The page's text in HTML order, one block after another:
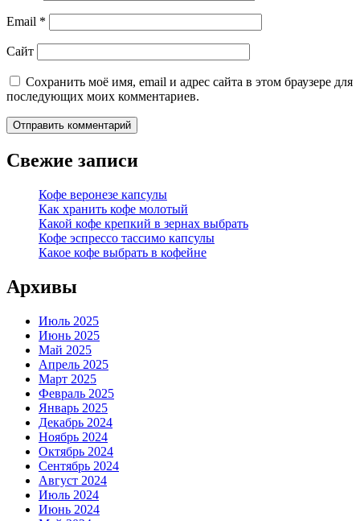
Email *
Сайт
Сохранить моё имя, email и адрес сайта в этом браузере для
последующих моих комментариев.
Свежие записи
Кофе веронезе капсулы
Как хранить кофе молотый
Какой кофе крепкий в зернах выбрать
Кофе эспрессо тассимо капсулы
Какое кофе выбрать в кофейне
Архивы
Июль 2025
Июнь 2025
Май 2025
Апрель 2025
Март 2025
Февраль 2025
Январь 2025
Декабрь 2024
Ноябрь 2024
Октябрь 2024
Сентябрь 2024
Август 2024
Июль 2024
Июнь 2024